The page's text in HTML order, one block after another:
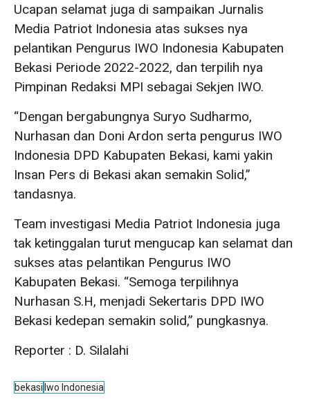
Ucapan selamat juga di sampaikan Jurnalis
Media Patriot Indonesia atas sukses nya
pelantikan Pengurus IWO Indonesia Kabupaten
Bekasi Periode 2022-2022, dan terpilih nya
Pimpinan Redaksi MPI sebagai Sekjen IWO.
“Dengan bergabungnya Suryo Sudharmo,
Nurhasan dan Doni Ardon serta pengurus IWO
Indonesia DPD Kabupaten Bekasi, kami yakin
Insan Pers di Bekasi akan semakin Solid,”
tandasnya.
Team investigasi Media Patriot Indonesia juga
tak ketinggalan turut mengucap kan selamat dan
sukses atas pelantikan Pengurus IWO
Kabupaten Bekasi. “Semoga terpilihnya
Nurhasan S.H, menjadi Sekertaris DPD IWO
Bekasi kedepan semakin solid,” pungkasnya.
Reporter : D. Silalahi
bekasi Iwo Indonesia